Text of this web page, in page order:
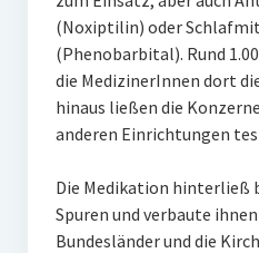
(Noxiptilin) oder
(Phenobarbital). Rund
die MedizinerInnen dort
hinaus ließen die
anderen Einrichtungen
Die Medikation hinterließ
Spuren und verbaute
Bundesländer und die